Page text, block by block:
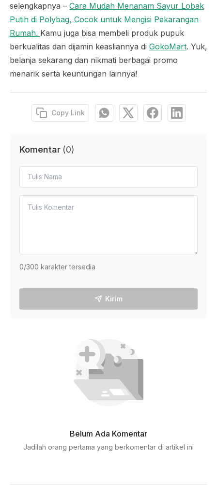
selengkapnya – Cara Mudah Menanam Sayur Lobak
Putih di Polybag, Cocok untuk Mengisi Pekarangan
Rumah. Kamu juga bisa membeli produk pupuk
berkualitas dan dijamin keasliannya di GokoMart. Yuk,
belanja sekarang dan nikmati berbagai promo
menarik serta keuntungan lainnya!
Copy Link
Komentar (0)
0/300 karakter tersedia
Kirim
Belum Ada Komentar
Jadilah orang pertama yang berkomentar di artikel ini